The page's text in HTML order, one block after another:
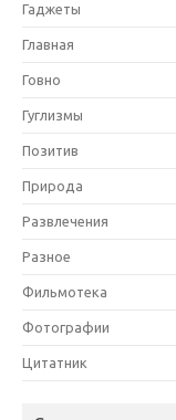
Гаджеты
Главная
Говно
Гуглизмы
Позитив
Природа
Развлечения
Разное
Фильмотека
Фотографии
Цитатник